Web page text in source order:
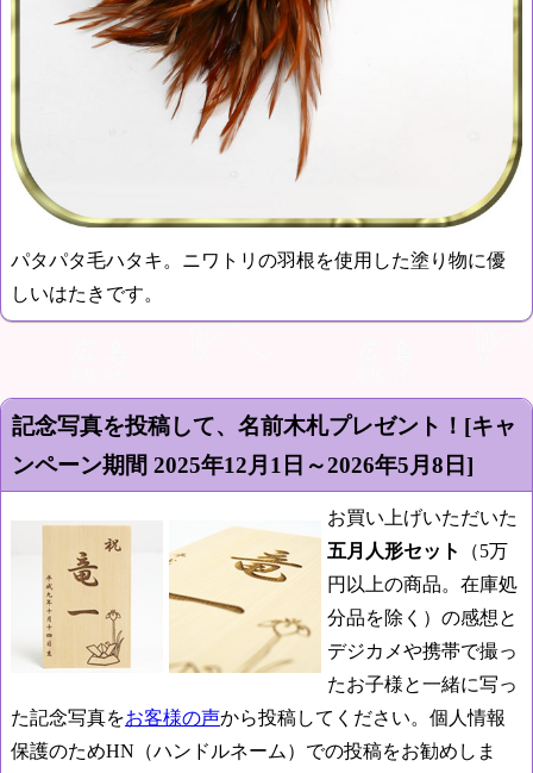
パタパタ毛ハタキ。ニワトリの羽根を使用した塗り物に優
しいはたきです。
記念写真を投稿して、名前木札プレゼント！[キャ
ンペーン期間 2025年12月1日～2026年5月8日]
お買い上げいただいた
五月人形セット
（5万
円以上の商品。在庫処
分品を除く）の感想と
デジカメや携帯で撮っ
たお子様と一緒に写っ
た記念写真をお客様の声から投稿してください。個人情報
保護のためHN（ハンドルネーム）での投稿をお勧めしま